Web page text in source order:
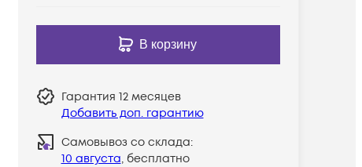
В корзину
Гарантия 12 месяцев
Добавить доп. гарантию
Самовывоз со склада:
10 августа, бесплатно